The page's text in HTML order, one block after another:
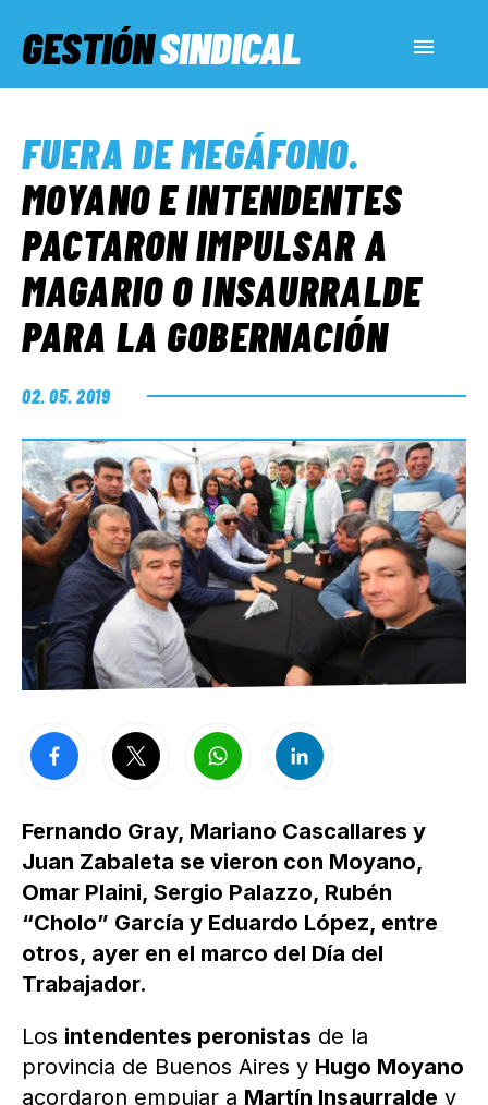
GESTIÓNSINDICAL
SERVICIOS SOCIALES
INFORMES ESPECIALES
FUERA DE MEGÁFONO
EL LADO «G»
FUERA DE MEGÁFONO.
MOYANO E INTENDENTES
PACTARON IMPULSAR A
MAGARIO O INSAURRALDE
PARA LA GOBERNACIÓN
02. 05. 2019
Fernando Gray, Mariano Cascallares y
Juan Zabaleta se vieron con Moyano,
Omar Plaini, Sergio Palazzo, Rubén
“Cholo” García y Eduardo López, entre
otros, ayer en el marco del Día del
Trabajador.
Los intendentes peronistas de la
provincia de Buenos Aires y Hugo Moyano
acordaron empujar a Martín Insaurralde y